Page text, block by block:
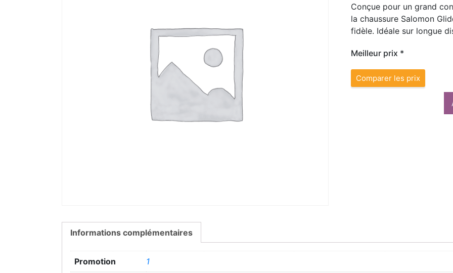
Conçue pour un grand
la chaussure Salomon
fidèle. Idéale sur longue
Meilleur prix *
Comparer les prix
Informations complémentaires
Promotion 1